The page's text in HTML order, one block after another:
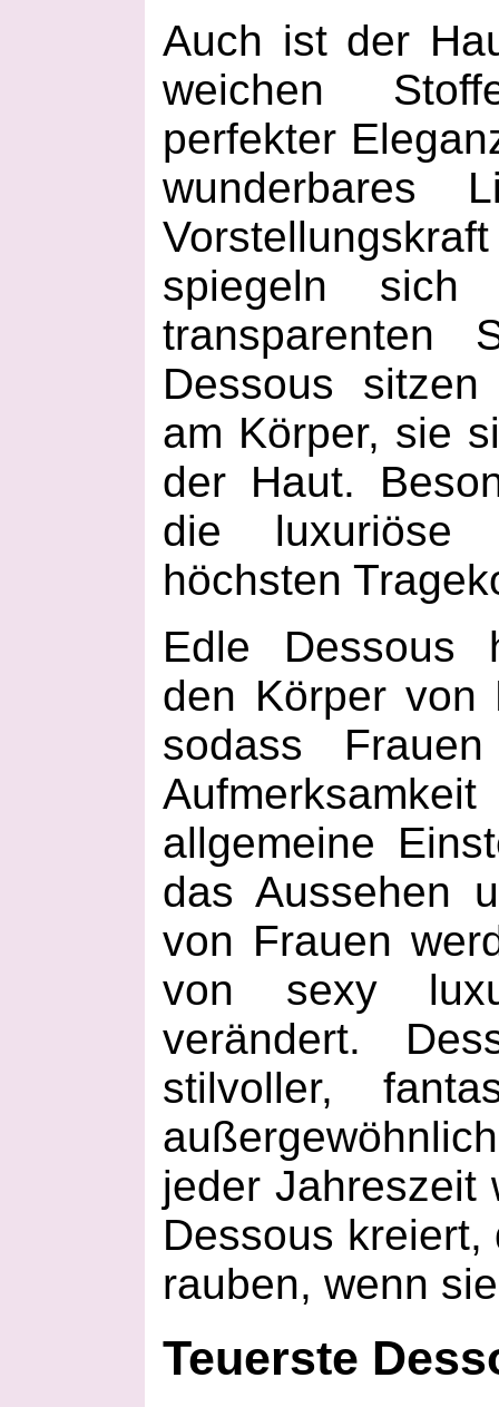
Auch ist der
weichen
perfekter
wunderbares
spiegeln
transparenten
Dessous
am Körper, sie
der Haut.
die luxuriöse
höchsten
Edle Dessous
den Körper von
sodass
allgemeine
das Aussehen
von Frauen
von sexy
verändert.
stilvoller,
jeder Jahreszeit
Dessous
rauben, wenn
Teuerste